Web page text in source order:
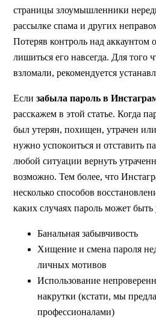
страницы злоумышленники
рассылке спама и других
Потеряв контроль над
лишиться его навсегда. Для того
взломали, рекомендуется
Если забыла пароль в
расскажем в этой статье. Когда
был утерян, похищен, утрачен
нужно успокоиться и отставить
любой ситуации вернуть
возможно. Тем более, что
несколько способов
каких случаях пароль может быть
Банальная забывчивость
Хищение и смена пароля
личных мотивов
Использование
накрутки (кстати, мы
профессионалами)